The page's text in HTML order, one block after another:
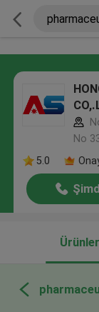
No
5.0
Ürünler